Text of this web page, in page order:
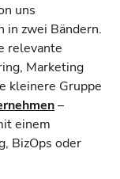
uns
in zwei Bändern.
relevante
Marketing
kleinere Gruppe
–
einem
BizOps oder